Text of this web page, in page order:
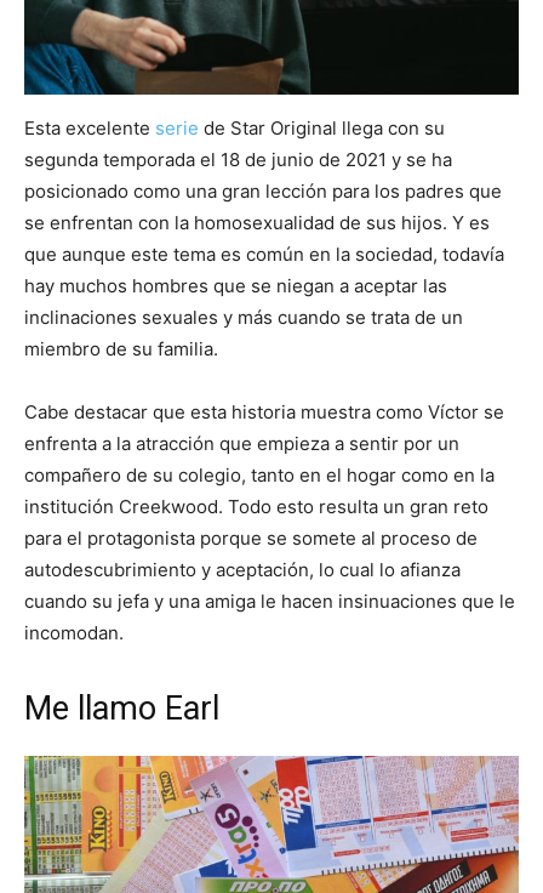
Esta excelente serie de Star Original llega con su
segunda temporada el 18 de junio de 2021 y se ha
posicionado como una gran lección para los padres que
se enfrentan con la homosexualidad de sus hijos. Y es
que aunque este tema es común en la sociedad, todavía
hay muchos hombres que se niegan a aceptar las
inclinaciones sexuales y más cuando se trata de un
miembro de su familia.
Cabe destacar que esta historia muestra como Víctor se
enfrenta a la atracción que empieza a sentir por un
compañero de su colegio, tanto en el hogar como en la
institución Creekwood. Todo esto resulta un gran reto
para el protagonista porque se somete al proceso de
autodescubrimiento y aceptación, lo cual lo afianza
cuando su jefa y una amiga le hacen insinuaciones que le
incomodan.
Me llamo Earl